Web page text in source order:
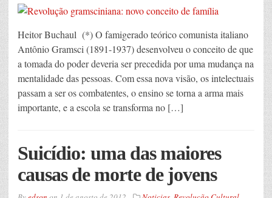
Heitor Buchaul (*) O famigerado teórico comunista italiano
Antônio Gramsci (1891-1937) desenvolveu o conceito de que
a tomada do poder deveria ser precedida por uma mudança na
mentalidade das pessoas. Com essa nova visão, os intelectuais
passam a ser os combatentes, o ensino se torna a arma mais
importante, e a escola se transforma no […]
Suicídio: uma das maiores
causas de morte de jovens